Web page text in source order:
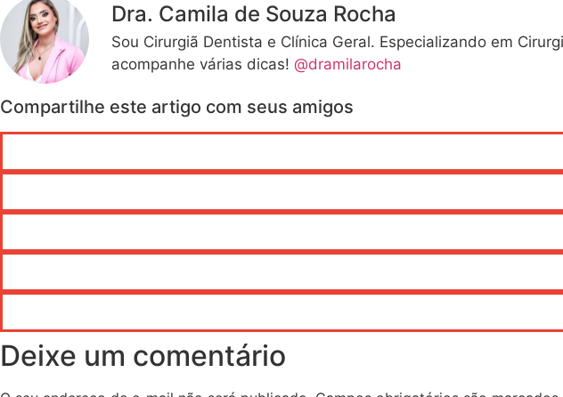
Dra. Camila de Souza Rocha
Sou Cirurgiã Dentista e Clínica Geral. Especializando em
acompanhe várias dicas! @dramilarocha
Compartilhe este artigo com seus amigos
Deixe um comentário